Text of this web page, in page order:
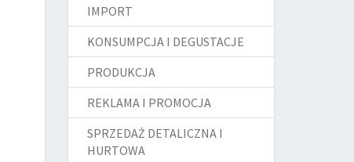
IMPORT
KONSUMPCJA I DEGUSTACJE
PRODUKCJA
REKLAMA I PROMOCJA
SPRZEDAŻ DETALICZNA I
HURTOWA